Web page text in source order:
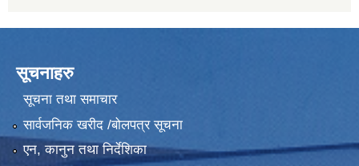
सूचनाहरु
सूचना तथा समाचार
सार्वजनिक खरीद /बोलपत्र सूचना
एन, कानुन तथा निर्देशिका